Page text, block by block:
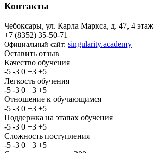
Контакты
Чебоксары, ул. Карла Маркса, д. 47, 4 этаж
+7 (8352) 35-50-71
Официальный сайт: singularity.academy
Оставить отзыв
Качество обучения
-5 -3 0 +3 +5
Легкость обучения
-5 -3 0 +3 +5
Отношение к обучающимся
-5 -3 0 +3 +5
Поддержка на этапах обучения
-5 -3 0 +3 +5
Сложность поступления
-5 -3 0 +3 +5